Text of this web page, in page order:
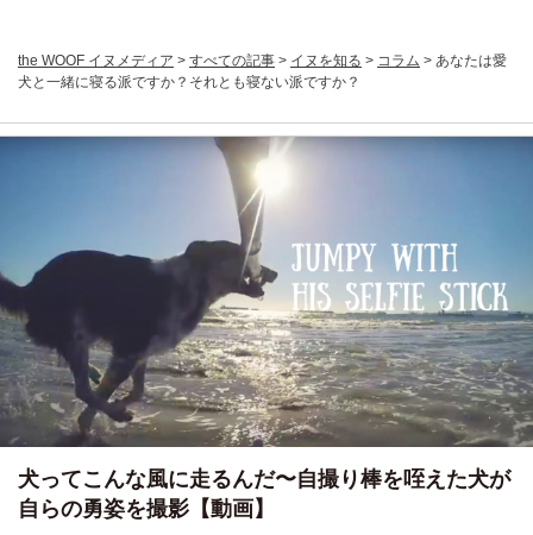
the WOOF イヌメディア > すべての記事 > イヌを知る > コラム > あなたは愛
犬と一緒に寝る派ですか？それとも寝ない派ですか？
犬ってこんな風に走るんだ〜自撮り棒を咥えた犬が
自らの勇姿を撮影【動画】